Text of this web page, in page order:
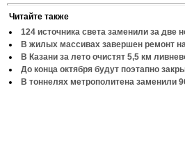
Читайте также
124 источника света заменили за две
В жилых массивах завершен ремонт
В Казани за лето очистят 5,5 км
До конца октября будут поэтапно
В тоннелях метрополитена заменили